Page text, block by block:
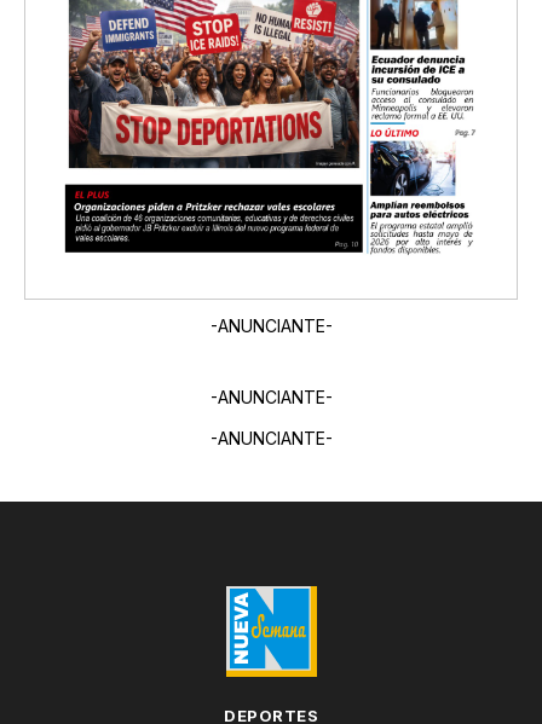
-ANUNCIANTE-
-ANUNCIANTE-
-ANUNCIANTE-
DEPORTES